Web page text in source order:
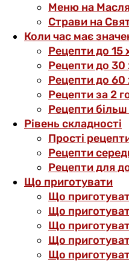
Меню на
Страви на
Коли час має
Рецепти до 15
Рецепти до 30
Рецепти до 60
Рецепти за 2
Рецепти
Рівень складності
Прості
Рецепти
Рецепти для
Що приготувати
Що
Що
Що
Що
Що